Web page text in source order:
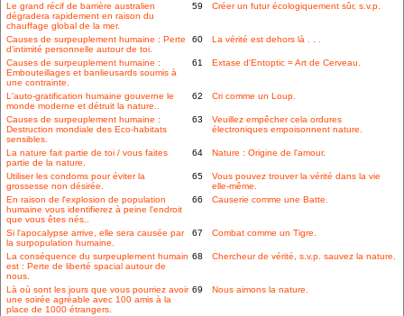
Le grand récif de barrière australien
dégradera rapidement en raison du
chauffage global de la mer.
59 Créer un futur écologiquement sûr, s.v.p.
Causes de surpeuplement humaine : Perte
d'intimité personnelle autour de toi.
60 La vérité est dehors là . . .
Causes de surpeuplement humaine :
Embouteillages et banlieusards soumis à
une contrainte.
61 Extase d'Entoptic = Art de Cerveau.
L'auto-gratification humaine gouverne le
monde moderne et détruit la nature..
62 Cri comme un Loup.
Causes de surpeuplement humaine :
Destruction mondiale des Eco-habitats
sensibles.
63
Veuillez empêcher cela ordures
électroniques empoisonnent nature.
La nature fait partie de toi / vous faites
partie de la nature.
64 Nature : Origine de l'amour.
Utiliser les condoms pour éviter la
grossesse non désirée.
65
Vous pouvez trouver la vérité dans la vie
elle-même.
En raison de l'explosion de population
humaine vous identifierez à peine l'endroit
que vous êtes nés..
66 Causerie comme une Batte.
Si l'apocalypse arrive, elle sera causée par
la surpopulation humaine.
67 Combat comme un Tigre.
La conséquence du surpeuplement humain
est : Perte de liberté spacial autour de
nous.
68 Chercheur de vérité, s.v.p. sauvez la nature.
Là où sont les jours que vous pourriez avoir
une soirée agréable avec 100 amis à la
place de 1000 étrangers.
69 Nous aimons la nature.